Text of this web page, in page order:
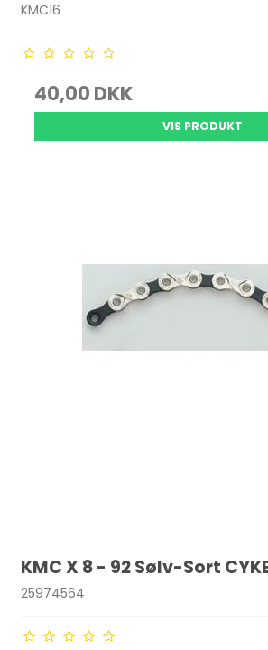
KMC16
40,00 DKK
VIS PRODUKT
KMC X 8 - 92 Sølv-Sort
25974564